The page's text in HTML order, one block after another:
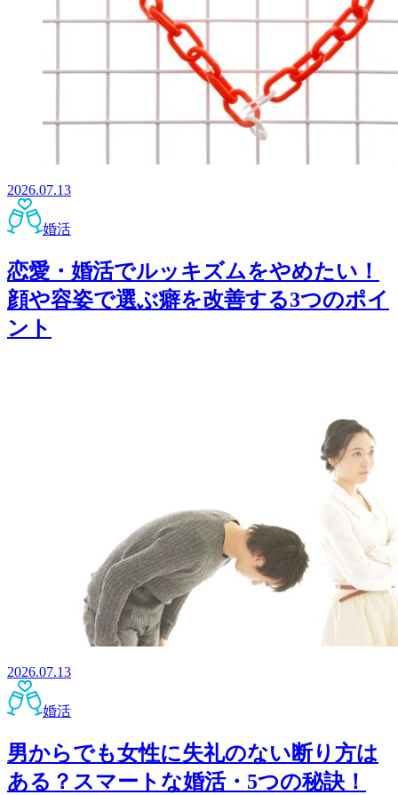
2026.07.13
婚活
恋愛・婚活でルッキズムをやめたい！
顔や容姿で選ぶ癖を改善する3つのポイ
ント
2026.07.13
婚活
男からでも女性に失礼のない断り方は
ある？スマートな婚活・5つの秘訣！